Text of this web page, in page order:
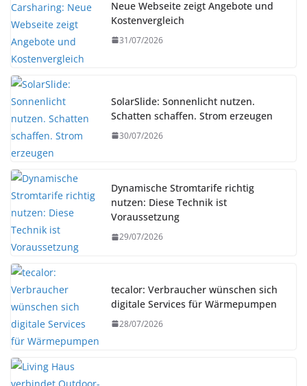
Neue Webseite zeigt Angebote und
Kostenvergleich
31/07/2026
SolarSlide: Sonnenlicht nutzen.
Schatten schaffen. Strom erzeugen
30/07/2026
Dynamische Stromtarife richtig
nutzen: Diese Technik ist
Voraussetzung
29/07/2026
tecalor: Verbraucher wünschen sich
digitale Services für Wärmepumpen
28/07/2026